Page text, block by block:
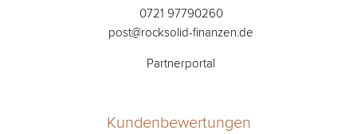
0721 97790260
post@rocksolid-finanzen.de
Partnerportal
Kundenbewertungen